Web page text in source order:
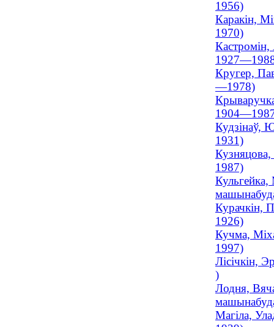
1956)
Каракін,
1970)
Кастромін,
Кругер,
—1978)
Кудзінаў,
1931)
1987)
Кульгейка,
Курачкін,
1926)
Кучма,
1997)
Лісічкін,
)
Лодня,
Магіла,